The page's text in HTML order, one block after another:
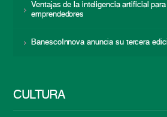
Ventajas de la inteligencia artificial para
emprendedores
BanescoInnova anuncia su tercera
CULTURA